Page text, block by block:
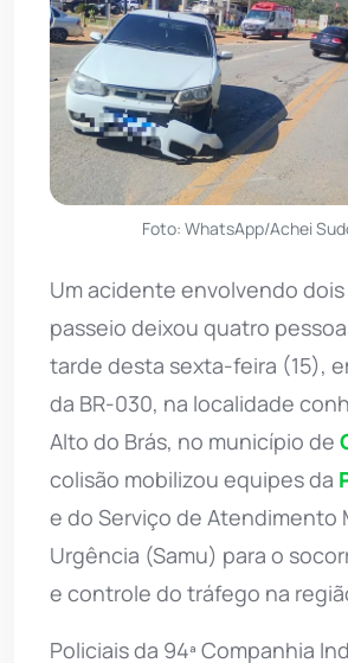
Foto: WhatsApp/Achei
Um acidente envolvendo
passeio deixou quatro
tarde desta sexta-feira (15),
da BR-030, na localidade
Alto do Brás, no município de
colisão mobilizou equipes da
e do Serviço de Atendimento
Urgência (Samu) para o
e controle do tráfego na
Policiais da 94ª Companhia